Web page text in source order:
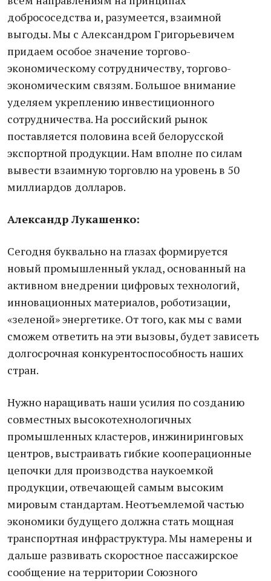
добрососедства и, разумеется, взаимной
выгоды. Мы с Александром Григорьевичем
придаем особое значение торгово-
экономическому сотрудничеству, торгово-
экономическим связям. Большое внимание
уделяем укреплению инвестиционного
сотрудничества. На российский рынок
поставляется половина всей белорусской
экспортной продукции. Нам вполне по силам
вывести взаимную торговлю на уровень в 50
миллиардов долларов.
Александр Лукашенко:
Сегодня буквально на глазах формируется
новый промышленный уклад, основанный на
активном внедрении цифровых технологий,
инновационных материалов, роботизации,
«зеленой» энергетике. От того, как мы с вами
сможем ответить на эти вызовы, будет зависеть
долгосрочная конкурентоспособность наших
стран.
Нужно наращивать наши усилия по созданию
совместных высокотехнологичных
промышленных кластеров, инжиниринговых
центров, выстраивать гибкие кооперационные
цепочки для производства наукоемкой
продукции, отвечающей самым высоким
мировым стандартам. Неотъемлемой частью
экономики будущего должна стать мощная
транспортная инфраструктура. Мы намерены и
дальше развивать скоростное пассажирское
сообщение на территории Союзного